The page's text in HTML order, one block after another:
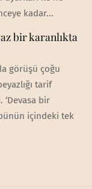
kadar...
bir karanlıkta
görüşü çoğu
tarif
‘Devasa bir
içindeki tek